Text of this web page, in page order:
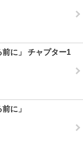
に」 チャプター1
に」